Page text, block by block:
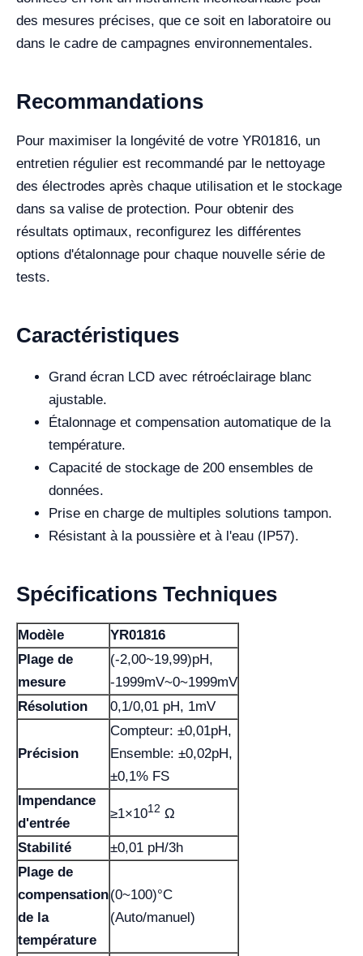
des mesures précises, que ce soit en laboratoire ou
dans le cadre de campagnes environnementales.
Recommandations
Pour maximiser la longévité de votre YR01816, un
entretien régulier est recommandé par le nettoyage
des électrodes après chaque utilisation et le stockage
dans sa valise de protection. Pour obtenir des
résultats optimaux, reconfigurez les différentes
options d'étalonnage pour chaque nouvelle série de
tests.
Caractéristiques
Grand écran LCD avec rétroéclairage blanc
ajustable.
Étalonnage et compensation automatique de la
température.
Capacité de stockage de 200 ensembles de
données.
Prise en charge de multiples solutions tampon.
Résistant à la poussière et à l'eau (IP57).
Spécifications Techniques
Modèle
YR01816
Plage de
mesure
(-2,00~19,99)pH,
-1999mV~0~1999mV
Résolution
0,1/0,01 pH, 1mV
Précision
Compteur: ±0,01pH,
Ensemble: ±0,02pH,
±0,1% FS
Impendance
d'entrée
≥1×1012 Ω
Stabilité
±0,01 pH/3h
Plage de
compensation
de la
température
(0~100)°C
(Auto/manuel)